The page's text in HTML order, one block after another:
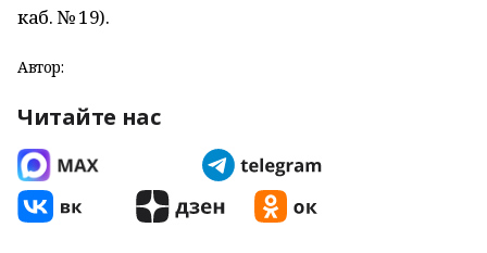
каб. № 19).
Автор:
Читайте нас